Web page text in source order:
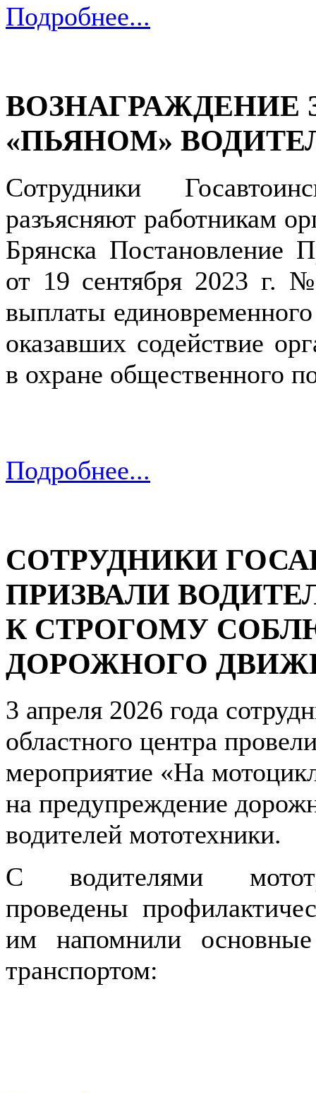
Подробнее...
«ПЬЯНОМ»
Сотрудники
разъясняют работникам
Брянска Постановление
от 19 сентября 2023 г.
выплаты
оказавших содействие
в охране общественного
Подробнее...
СОТРУДНИКИ
ПРИЗВАЛИ
К СТРОГОМУ
ДОРОЖНОГО
3 апреля 2026 года
областного центра
мероприятие «На
на предупреждение
водителей мототехники.
С водителями
проведены
им напомнили
транспортом: